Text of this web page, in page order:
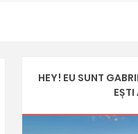
HEY! EU SUNT